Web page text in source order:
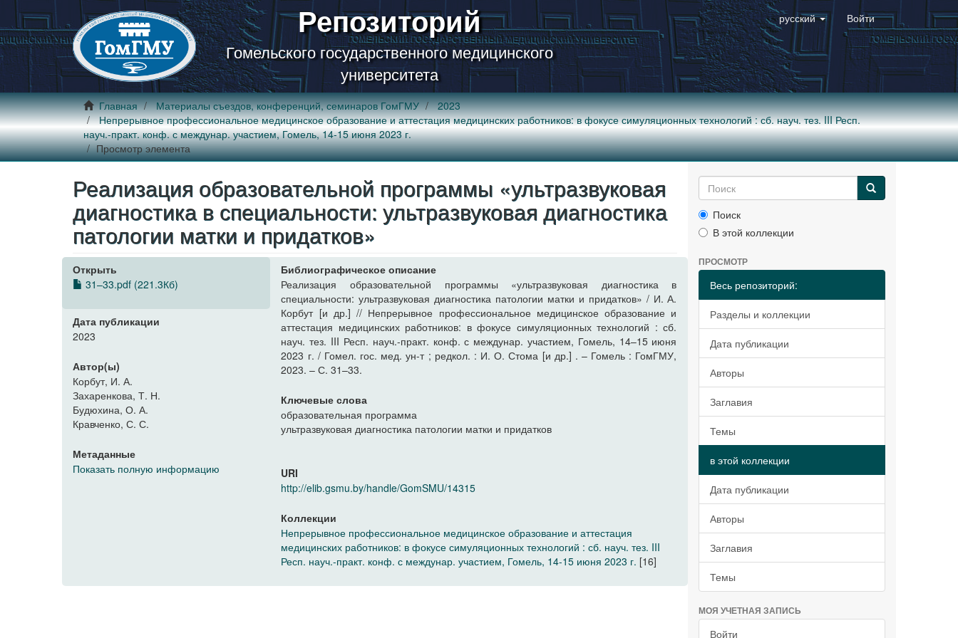
Репозиторий
Гомельского государственного медицинского
университета
русский Войти
Главная Материалы съездов, конференций, семинаров ГомГМУ
2023
Непрерывное профессиональное медицинское образование и аттестация медицинских работников: в фокусе симуляционных технологий : сб. науч. тез. III Респ.
науч.-практ. конф. с междунар. участием, Гомель, 14-15 июня 2023 г.
Просмотр элемента
Реализация образовательной программы «ультразвуковая
диагностика в специальности: ультразвуковая диагностика
патологии матки и придатков»
Открыть
31–33.pdf (221.3Кб)
Дата публикации
2023
Автор(ы)
Корбут, И. А.
Захаренкова, Т. Н.
Будюхина, О. А.
Кравченко, С. С.
Метаданные
Показать полную информацию
Библиографическое описание
Реализация образовательной программы «ультразвуковая диагностика в
специальности: ультразвуковая диагностика патологии матки и придатков» / И. А.
Корбут [и др.] // Непрерывное профессиональное медицинское образование и
аттестация медицинских работников: в фокусе симуляционных технологий : сб.
науч. тез. III Респ. науч.-практ. конф. с междунар. участием, Гомель, 14–15 июня
2023 г. / Гомел. гос. мед. ун-т ; редкол. : И. О. Стома [и др.] . – Гомель : ГомГМУ,
2023. – С. 31–33.
Ключевые слова
образовательная программа
ультразвуковая диагностика патологии матки и придатков
URI
http://elib.gsmu.by/handle/GomSMU/14315
Коллекции
Непрерывное профессиональное медицинское образование и аттестация
медицинских работников: в фокусе симуляционных технологий : сб. науч. тез. III
Респ. науч.-практ. конф. с междунар. участием, Гомель, 14-15 июня 2023 г. [16]
Поиск
В этой коллекции
ПРОСМОТР
Весь репозиторий:
Разделы и коллекции
Дата публикации
Авторы
Заглавия
Темы
в этой коллекции
Дата публикации
Авторы
Заглавия
Темы
МОЯ УЧЕТНАЯ ЗАПИСЬ
Войти